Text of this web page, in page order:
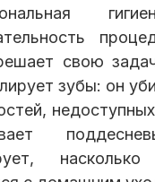
свою
зубы: он